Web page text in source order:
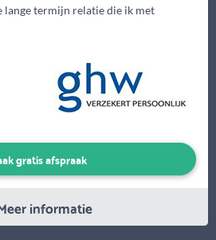
lange termijn relatie die ik met
gratis afspraak
informatie